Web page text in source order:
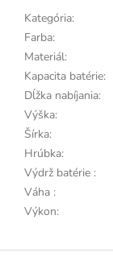
Kategória:
Farba:
Materiál:
Kapacita batérie:
Dĺžka nabíjania:
Výška:
Šírka:
Hrúbka:
Výdrž batérie :
Váha :
Výkon:
Z